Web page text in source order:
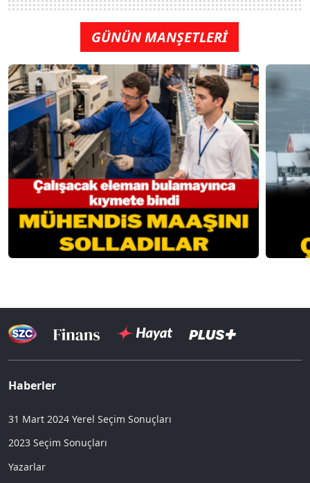
GÜNÜN MANŞETLERİ
Haberler
31 Mart 2024 Yerel Seçim Sonuçları
2023 Seçim Sonuçları
Yazarlar